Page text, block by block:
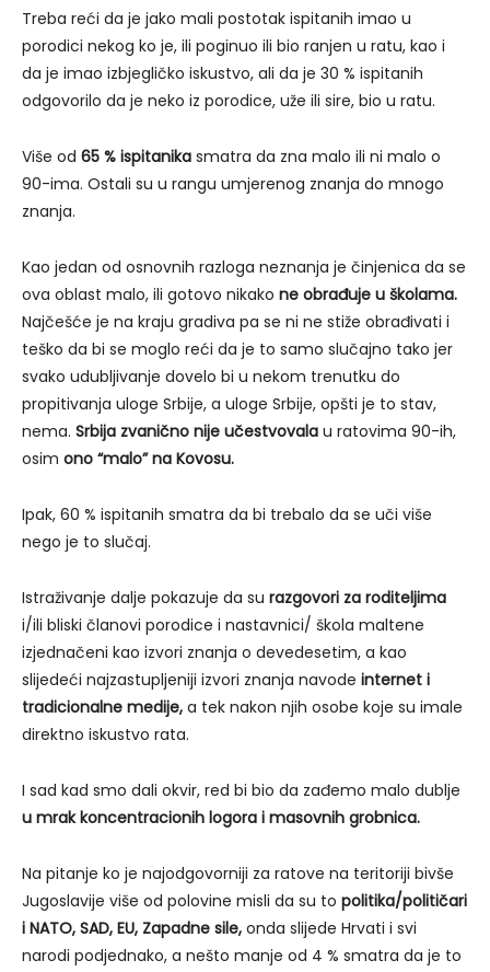
Treba reći da je jako mali postotak ispitanih imao u
porodici nekog ko je, ili poginuo ili bio ranjen u ratu, kao i
da je imao izbjegličko iskustvo, ali da je 30 % ispitanih
odgovorilo da je neko iz porodice, uže ili sire, bio u ratu.
Više od 65 % ispitanika smatra da zna malo ili ni malo o
90-ima. Ostali su u rangu umjerenog znanja do mnogo
znanja.
Kao jedan od osnovnih razloga neznanja je činjenica da se
ova oblast malo, ili gotovo nikako ne obrađuje u školama.
Najčešće je na kraju gradiva pa se ni ne stiže obrađivati i
teško da bi se moglo reći da je to samo slučajno tako jer
svako udubljivanje dovelo bi u nekom trenutku do
propitivanja uloge Srbije, a uloge Srbije, opšti je to stav,
nema. Srbija zvanično nije učestvovala u ratovima 90-ih,
osim ono “malo” na Kovosu.
Ipak, 60 % ispitanih smatra da bi trebalo da se uči više
nego je to slučaj.
Istraživanje dalje pokazuje da su razgovori za roditeljima
i/ili bliski članovi porodice i nastavnici/ škola maltene
izjednačeni kao izvori znanja o devedesetim, a kao
slijedeći najzastupljeniji izvori znanja navode internet i
tradicionalne medije, a tek nakon njih osobe koje su imale
direktno iskustvo rata.
I sad kad smo dali okvir, red bi bio da zađemo malo dublje
u mrak koncentracionih logora i masovnih grobnica.
Na pitanje ko je najodgovorniji za ratove na teritoriji bivše
Jugoslavije više od polovine misli da su to politika/političari
i NATO, SAD, EU, Zapadne sile, onda slijede Hrvati i svi
narodi podjednako, a nešto manje od 4 % smatra da je to